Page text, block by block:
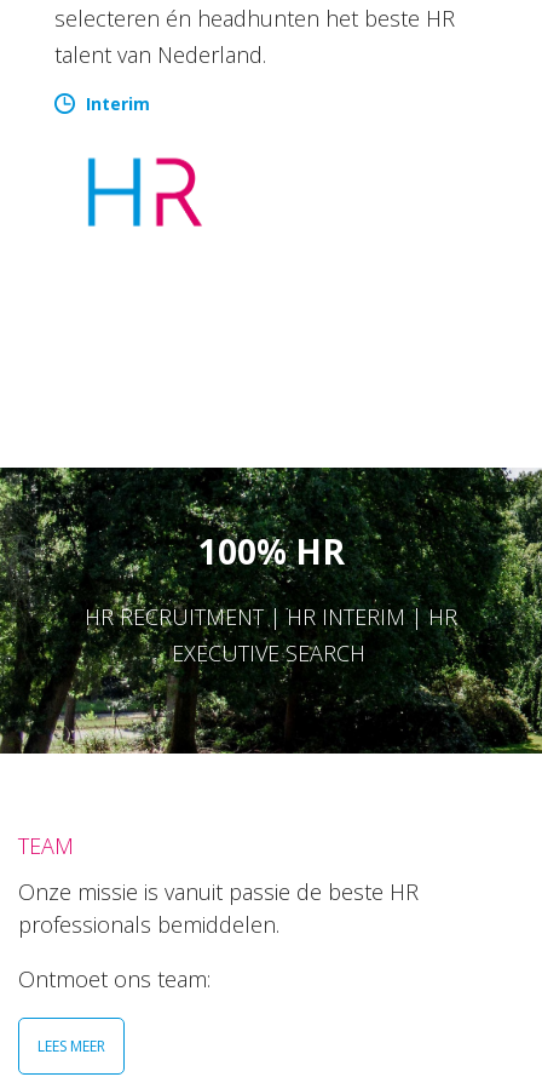
selecteren én headhunten het beste HR
talent van Nederland.
Interim
100% HR
HR RECRUITMENT | HR INTERIM | HR
EXECUTIVE SEARCH
TEAM
Onze missie is vanuit passie de beste HR
professionals bemiddelen.
Ontmoet ons team:
LEES MEER